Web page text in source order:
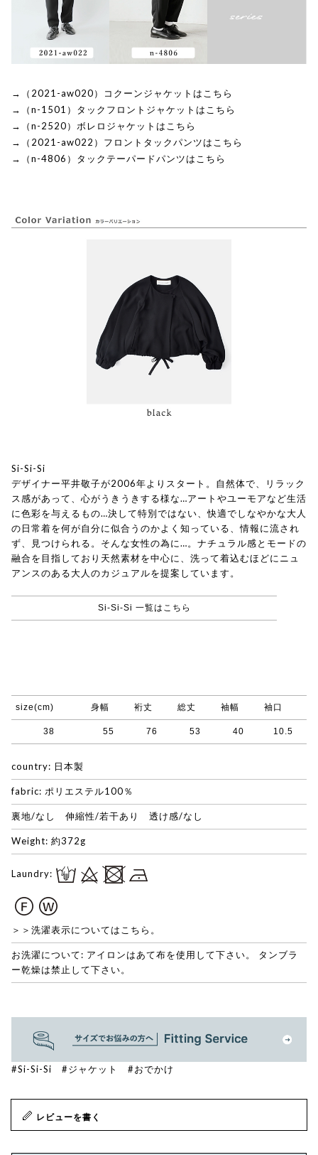
→（2021-aw020）コクーンジャケットはこちら
→（n-1501）タックフロントジャケットはこちら
→（n-2520）ボレロジャケットはこちら
→（2021-aw022）フロントタックパンツはこちら
→（n-4806）タックテーパードパンツはこちら
Si-Si-Si
デザイナー平井敬子が2006年よりスタート。自然体で、リラック
ス感があって、心がうきうきする様な…アートやユーモアなど生活
に色彩を与えるもの…決して特別ではない、快適でしなやかな大人
の日常着を何が自分に似合うのかよく知っている、情報に流され
ず、見つけられる。そんな女性の為に…。ナチュラル感とモードの
融合を目指しており天然素材を中心に、洗って着込むほどにニュ
アンスのある大人のカジュアルを提案しています。
Si-Si-Si 一覧はこちら
size(cm) 身幅 裄丈 総丈 袖幅 袖口
38 55 76 53 40 10.5
country: 日本製
fabric: ポリエステル100％
裏地/なし 伸縮性/若干あり 透け感/なし
Weight: 約372g
Laundry:
＞＞洗濯表示についてはこちら。
お洗濯について: アイロンはあて布を使用して下さい。 タンブラ
ー乾燥は禁止して下さい。
#Si-Si-Si #ジャケット #おでかけ
レビューを書く